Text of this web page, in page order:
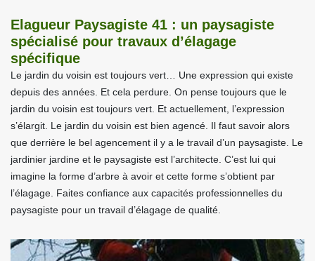
Elagueur Paysagiste 41 : un paysagiste
spécialisé pour travaux d’élagage
spécifique
Le jardin du voisin est toujours vert… Une expression qui existe
depuis des années. Et cela perdure. On pense toujours que le
jardin du voisin est toujours vert. Et actuellement, l’expression
s’élargit. Le jardin du voisin est bien agencé. Il faut savoir alors
que derrière le bel agencement il y a le travail d’un paysagiste. Le
jardinier jardine et le paysagiste est l’architecte. C’est lui qui
imagine la forme d’arbre à avoir et cette forme s’obtient par
l’élagage. Faites confiance aux capacités professionnelles du
paysagiste pour un travail d’élagage de qualité.